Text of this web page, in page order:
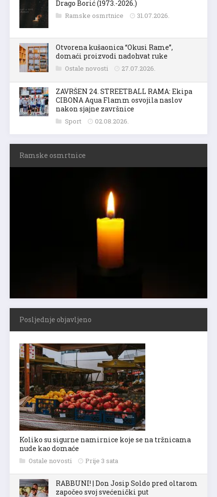
Drago Borić (1973.-2026.)
Ramske osmrtnice 31.07.2026.
Otvorena kušaonica “Okusi Rame”,
domaći proizvodi nadohvat ruke
Ostale novosti 27.07.2026.
ZAVRŠEN 24. STREETBALL RAMA: Ekipa
CIBONA Aqua Flamm osvojila naslov
nakon sjajne završnice
Sport 02.08.2026.
Ramske osmrtnice
Posljednje objavljeno
Koliko su sigurne namirnice koje se na tržnicama
nude kao domaće
Ostale novosti Prije 3 sata
RABBUNI! | Don Josip Soldo pred oltarom
započeo svoj svećenički put